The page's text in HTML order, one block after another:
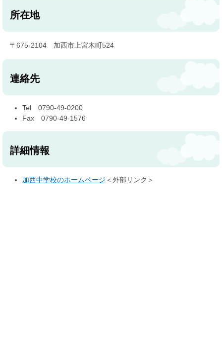
所在地
〒675-2104 加西市上宮木町524
連絡先
Tel 0790-49-0200
Fax 0790-49-1576
詳細情報
加西中学校のホームページ ＜外部リンク＞